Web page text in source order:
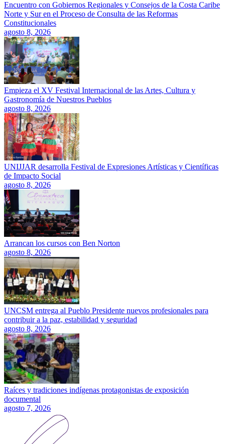
Encuentro con Gobiernos Regionales y Consejos de la Costa Caribe
Norte y Sur en el Proceso de Consulta de las Reformas
Constitucionales
agosto 8, 2026
Empieza el XV Festival Internacional de las Artes, Cultura y
Gastronomía de Nuestros Pueblos
agosto 8, 2026
UNIJJAR desarrolla Festival de Expresiones Artísticas y Científicas
de Impacto Social
agosto 8, 2026
Arrancan los cursos con Ben Norton
agosto 8, 2026
UNCSM entrega al Pueblo Presidente nuevos profesionales para
contribuir a la paz, estabilidad y seguridad
agosto 8, 2026
Raíces y tradiciones indígenas protagonistas de exposición
documental
agosto 7, 2026